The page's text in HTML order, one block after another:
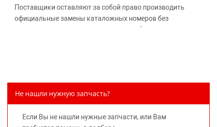
Поставщики оставляют за собой право производить
официальные замены каталожных номеров без
дополнительного уведомления дистрибьюторов, что
части к той или иной марке автомобиля, то есть на
предлагаемых к продаже запасных частей для
Не нашли нужную запчасть?
Если Вы не нашли нужные запчасти, или Вам